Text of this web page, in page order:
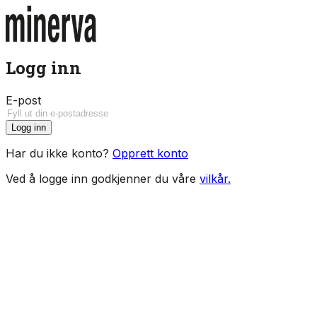
Logg inn
E-post
Logg inn
Har du ikke konto? Opprett konto
Ved å logge inn godkjenner du våre vilkår.